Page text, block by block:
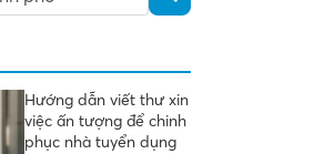
Hướng dẫn viết thư xin
việc ấn tượng để chinh
phục nhà tuyển dụng